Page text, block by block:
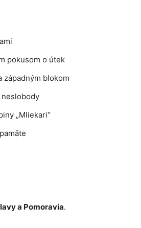
pokusom o útek
západným blokom
„Mliekari“
a Pomoravia.